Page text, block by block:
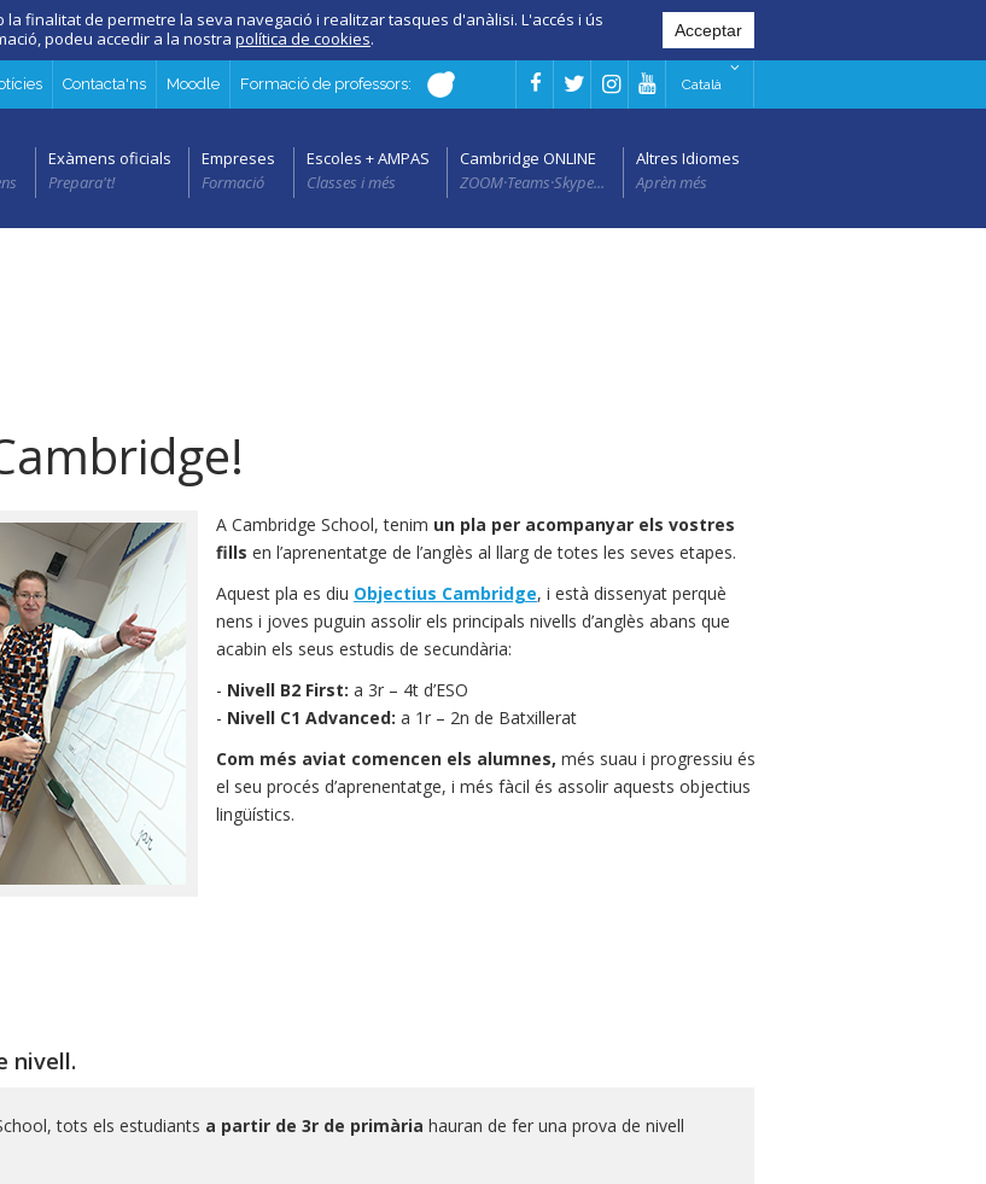
finalitat de permetre la seva navegació i realitzar tasques d'anàlisi. L'accés i ús
podeu accedir a la nostra política de cookies.
Contacta'ns Moodle Formació de professors: Català
Exàmens oficials
Prepara't!
Empreses
Formació
Escoles + AMPAS
Classes i més
Cambridge ONLINE
ZOOM·Teams·Skype...
Altres Idiomes
Aprèn més
A Cambridge School, tenim un pla per acompanyar els vostres
fills en l’aprenentatge de l’anglès al llarg de totes les seves etapes.
Aquest pla es diu Objectius Cambridge, i està dissenyat perquè
nens i joves puguin assolir els principals nivells d’anglès abans que
acabin els seus estudis de secundària:
- Nivell B2 First: a 3r – 4t d’ESO
- Nivell C1 Advanced: a 1r – 2n de Batxillerat
Com més aviat comencen els alumnes, més suau i progressiu és
el seu procés d’aprenentatge, i més fàcil és assolir aquests objectius
lingüístics.
nivell.
tots els estudiants a partir de 3r de primària hauran de fer una prova de nivell